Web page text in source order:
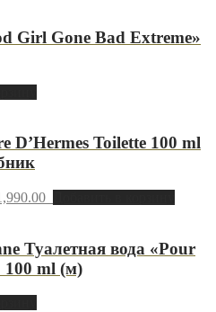
Girl Gone Bad Extreme»
D’Hermes Toilette 100 ml
Туалетная вода «Pour
100 ml (м)